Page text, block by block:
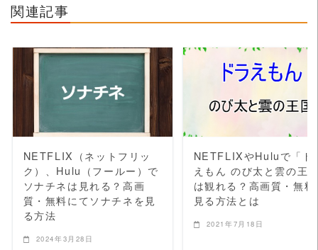
関連記事
READ MORE
NETFLIX（ネットフリッ
ク）、Hulu（フールー）で
ソナチネは見れる？高画
質・無料にてソナチネを見
る方法
2024年3月28日
NETFLIXやHuluで「ド
えもん のび太と雲の王
は観れる？高画質・無料
見る方法とは
2021年7月18日